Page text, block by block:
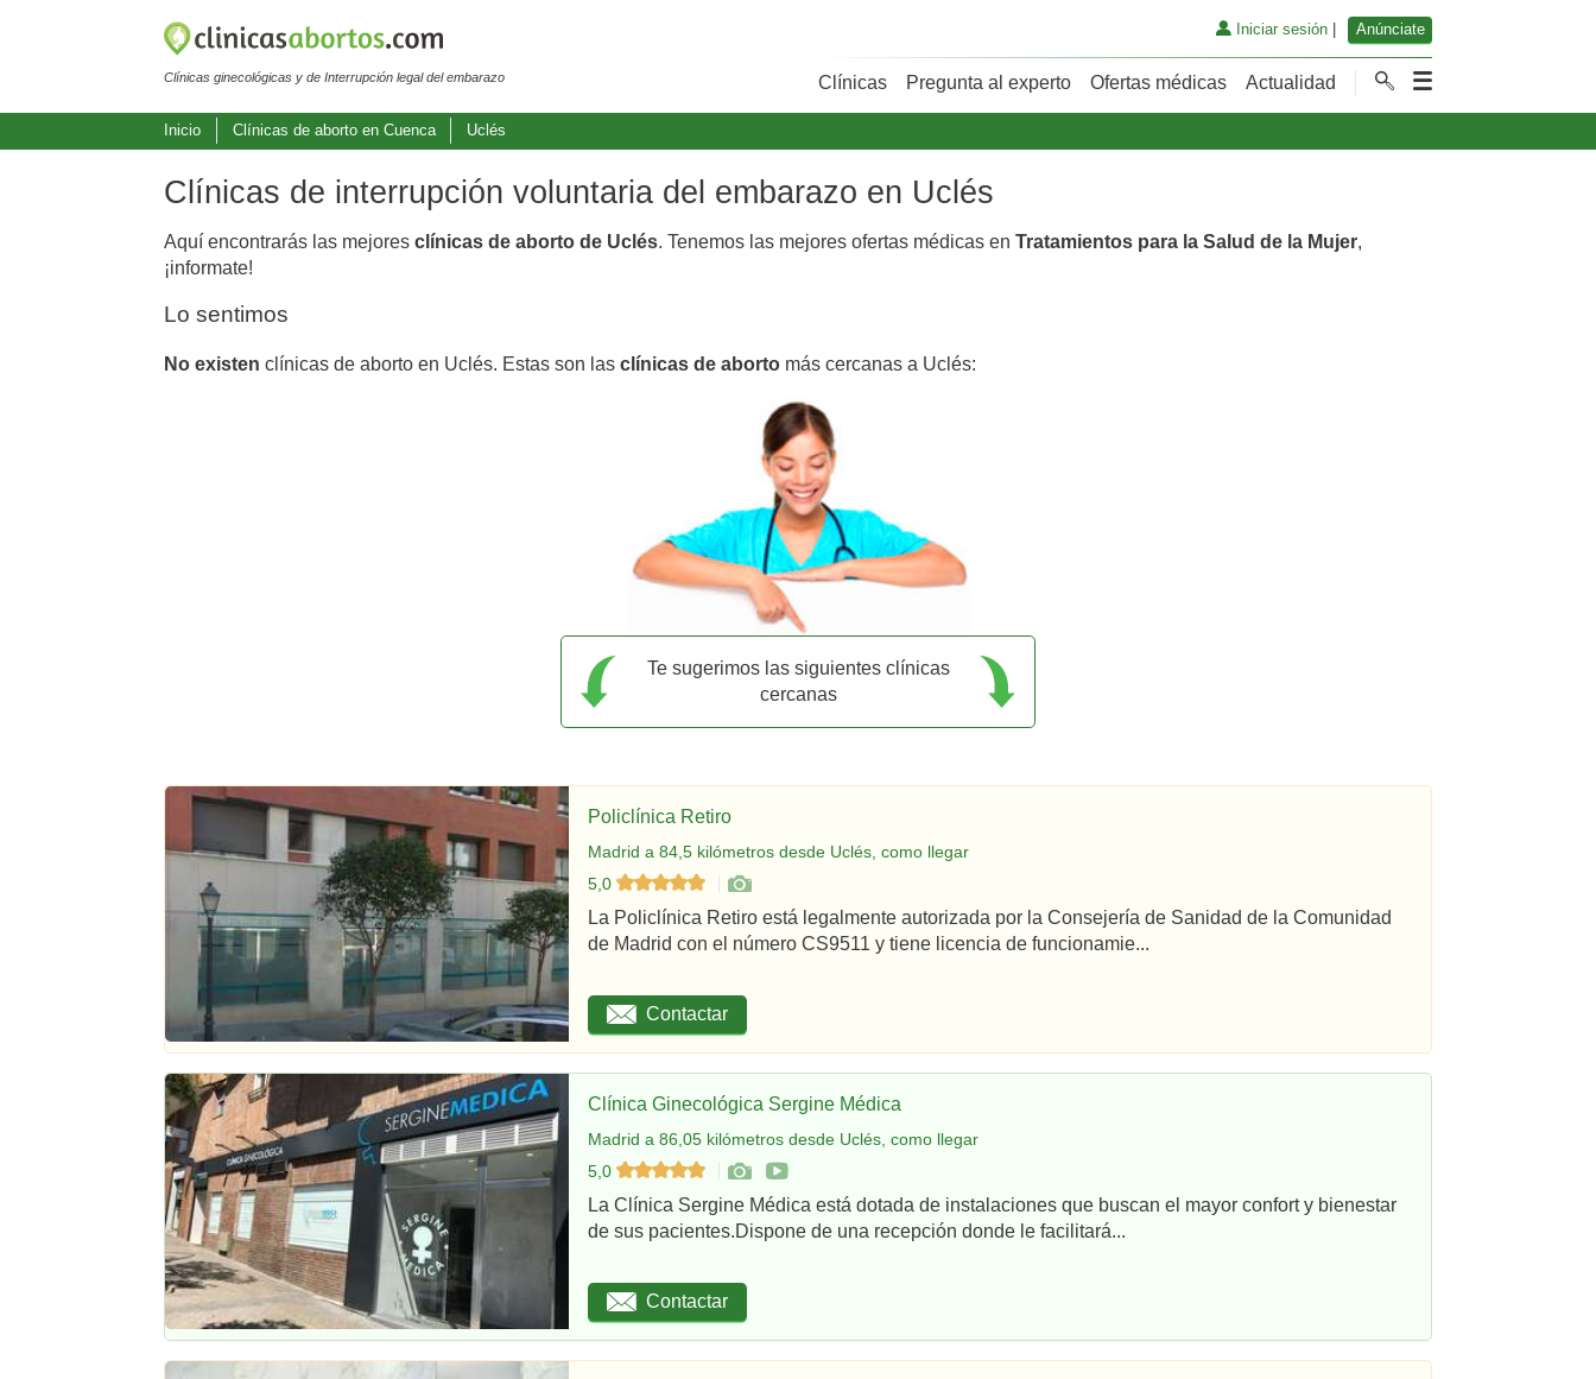
Clínicas ginecológicas y de Interrupción legal del embarazo
Iniciar sesión| Anúnciate
Clínicas Pregunta al experto Ofertas médicas Actualidad
Inicio Clínicas de aborto en Cuenca Uclés
Clínicas de interrupción voluntaria del embarazo en Uclés
Aquí encontrarás las mejores clínicas de aborto de Uclés. Tenemos las mejores ofertas médicas en Tratamientos para la Salud de la Mujer,
¡informate!
Lo sentimos
No existen clínicas de aborto en Uclés. Estas son las clínicas de aborto más cercanas a Uclés:
Te sugerimos las siguientes clínicas
cercanas
Policlínica Retiro
Madrid a 84,5 kilómetros desde Uclés, como llegar
5,0
La Policlínica Retiro está legalmente autorizada por la Consejería de Sanidad de la Comunidad
de Madrid con el número CS9511 y tiene licencia de funcionamie...
Contactar
Clínica Ginecológica Sergine Médica
Madrid a 86,05 kilómetros desde Uclés, como llegar
5,0
La Clínica Sergine Médica está dotada de instalaciones que buscan el mayor confort y bienestar
de sus pacientes.Dispone de una recepción donde le facilitará...
Contactar